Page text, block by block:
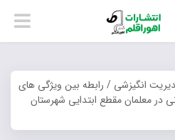
انگیزشی / رابطه بین ویژگی های
در معلمان مقطع ابتدایی شهرستان